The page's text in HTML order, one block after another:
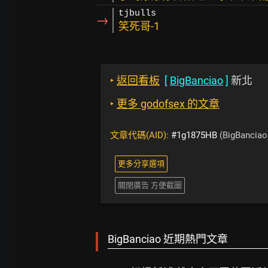
→ tjbulls
笑死哥-1
‣ 返回看板 [ BigBanciao] 新北
‣ 更多 godofsex 的文章
文章代碼(AID): #1g1875HB
更多分享選項
關閉廣告 方便截圖
BigBanciao 近期熱門文章